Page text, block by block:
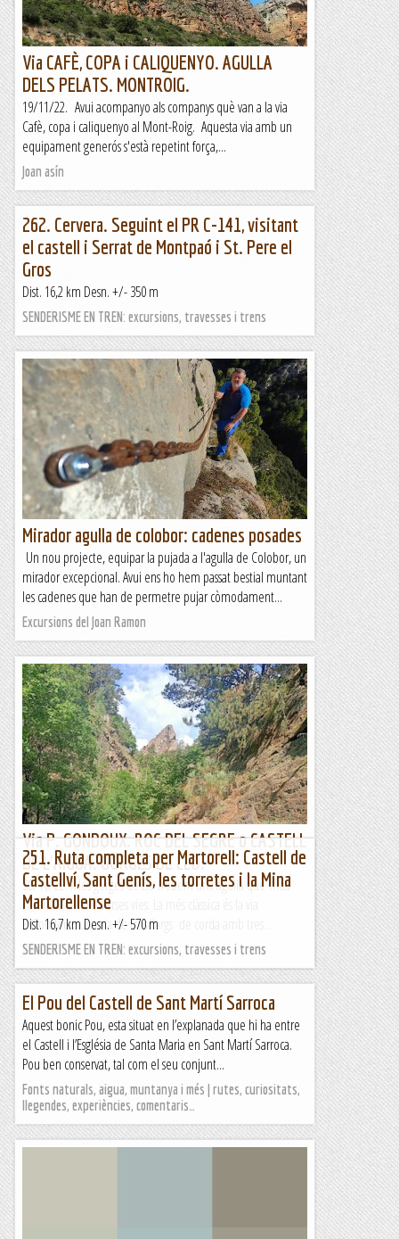
Via CAFÈ, COPA i CALIQUENYO. AGULLA
DELS PELATS. MONTROIG.
19/11/22. Avui acompanyo als companys què van a la via
Cafè, copa i caliquenyo al Mont-Roig. Aquesta via amb un
equipament generós s'està repetint força,...
Joan asín
262. Cervera. Seguint el PR C-141, visitant
el castell i Serrat de Montpaó i St. Pere el
Gros
Dist. 16,2 km Desn. +/- 350 m
SENDERISME EN TREN: excursions, travesses i trens
Mirador agulla de colobor: cadenes posades
Un nou projecte, equipar la pujada a l'agulla de Colobor, un
mirador excepcional. Avui ens ho hem passat bestial muntant
les cadenes que han de permetre pujar còmodament...
Excursions del Joan Ramon
Via P. GONDOUX. ROC DEL SEGRE o CASTELL
DE L'AIGUA. GORGES DE LLO.
30/10/22. A les gorges de Llo trobem una agulla què crida
l'atenció, amb diverses vies. La més clàssica és la via
P.Gondoux, una via de tres llargs de corda amb tres...
Joan asín
251. Ruta completa per Martorell: Castell de
Castellví, Sant Genís, les torretes i la Mina
Martorellense
Dist. 16,7 km Desn. +/- 570 m
SENDERISME EN TREN: excursions, travesses i trens
El Pou del Castell de Sant Martí Sarroca
Aquest bonic Pou, esta situat en l’explanada que hi ha entre
el Castell i l’Església de Santa Maria en Sant Martí Sarroca.
Pou ben conservat, tal com el seu conjunt...
Fonts naturals, aigua, muntanya i més | rutes, curiositats,
llegendes, experiències, comentaris…